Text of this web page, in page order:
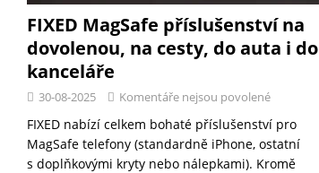
FIXED MagSafe příslušenství na
dovolenou, na cesty, do auta i do
kanceláře
30-08-2025 Komentáře nejsou povolené
FIXED nabízí celkem bohaté příslušenství pro
MagSafe telefony (standardně iPhone, ostatní
s doplňkovými kryty nebo nálepkami). Kromě